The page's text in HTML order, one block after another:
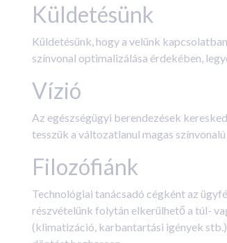
Küldetésünk
Küldetésünk, hogy a velünk
színvonal optimalizálása érdekében,
Vízió
Az egészségügyi berendezések
tesszük a változatlanul magas
Filozófiánk
Technológiai tanácsadó cégként az
részvételünk folytán elkerülhető a túl-
(klimatizáció, karbantartási igények